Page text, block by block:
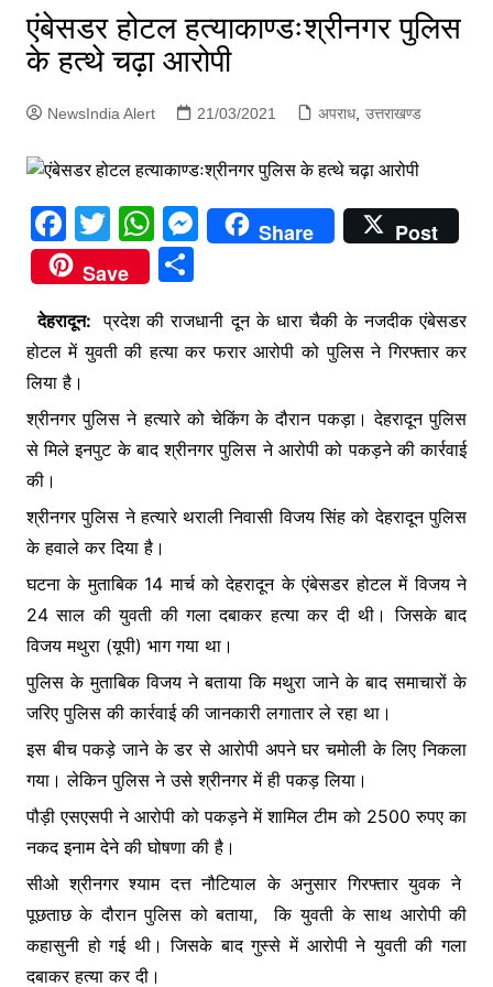
एंबेसडर होटल हत्याकाण्डःश्रीनगर पुलिस
के हत्थे चढ़ा आरोपी
NewsIndia Alert 21/03/2021 अपराध, उत्तराखण्ड
F
a
c
e
b
o
o
k
T
w
itt
er
W
h
at
s
A
p
p
M
e
s
e
n
g
er
Share
Post
Save
S
ar
e
देहरादून: प्रदेश की राजधानी दून के धारा चैकी के नजदीक एंबेसडर
होटल में युवती की हत्या कर फरार आरोपी को पुलिस ने गिरफ्तार कर
लिया है।
श्रीनगर पुलिस ने हत्यारे को चेकिंग के दौरान पकड़ा। देहरादून पुलिस
से मिले इनपुट के बाद श्रीनगर पुलिस ने आरोपी को पकड़ने की कार्रवाई
की।
श्रीनगर पुलिस ने हत्यारे थराली निवासी विजय सिंह को देहरादून पुलिस
के हवाले कर दिया है।
घटना के मुताबिक 14 मार्च को देहरादून के एंबेसडर होटल में विजय ने
24 साल की युवती की गला दबाकर हत्या कर दी थी। जिसके बाद
विजय मथुरा (यूपी) भाग गया था।
पुलिस के मुताबिक विजय ने बताया कि मथुरा जाने के बाद समाचारों के
जरिए पुलिस की कार्रवाई की जानकारी लगातार ले रहा था।
इस बीच पकड़े जाने के डर से आरोपी अपने घर चमोली के लिए निकला
गया। लेकिन पुलिस ने उसे श्रीनगर में ही पकड़ लिया।
पौड़ी एसएसपी ने आरोपी को पकड़ने में शामिल टीम को 2500 रुपए का
नकद इनाम देने की घोषणा की है।
सीओ श्रीनगर श्याम दत्त नौटियाल के अनुसार गिरफ्तार युवक ने
पूछताछ के दौरान पुलिस को बताया, कि युवती के साथ आरोपी की
कहासुनी हो गई थी। जिसके बाद गुस्से में आरोपी ने युवती की गला
दबाकर हत्या कर दी।
g